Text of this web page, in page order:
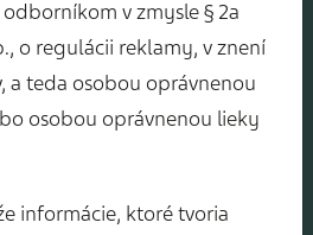
v zmysle § 2a
o regulácii reklamy, v znení
a teda osobou oprávnenou
osobou oprávnenou lieky
informácie, ktoré tvoria